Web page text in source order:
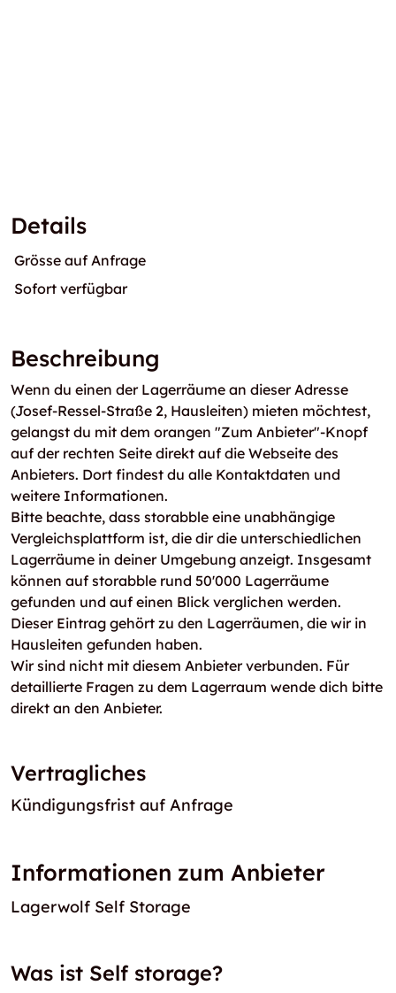
Details
Grösse auf Anfrage
Sofort verfügbar
Beschreibung
Wenn du einen der Lagerräume an dieser Adresse
(Josef-Ressel-Straße 2, Hausleiten) mieten möchtest,
gelangst du mit dem orangen "Zum Anbieter"-Knopf
auf der rechten Seite direkt auf die Webseite des
Anbieters. Dort findest du alle Kontaktdaten und
weitere Informationen.
Bitte beachte, dass storabble eine unabhängige
Vergleichsplattform ist, die dir die unterschiedlichen
Lagerräume in deiner Umgebung anzeigt. Insgesamt
können auf storabble rund 50'000 Lagerräume
gefunden und auf einen Blick verglichen werden.
Dieser Eintrag gehört zu den Lagerräumen, die wir in
Hausleiten gefunden haben.
Wir sind nicht mit diesem Anbieter verbunden. Für
detaillierte Fragen zu dem Lagerraum wende dich bitte
direkt an den Anbieter.
Vertragliches
Kündigungsfrist auf Anfrage
Informationen zum Anbieter
Lagerwolf Self Storage
Was ist Self storage?